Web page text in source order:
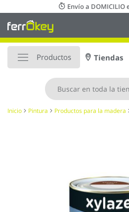
al
contenido
Envío a DOMICILIO
Productos Tiendas
Inicio Pintura Productos para la madera